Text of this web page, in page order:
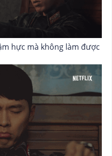
hực mà không làm được